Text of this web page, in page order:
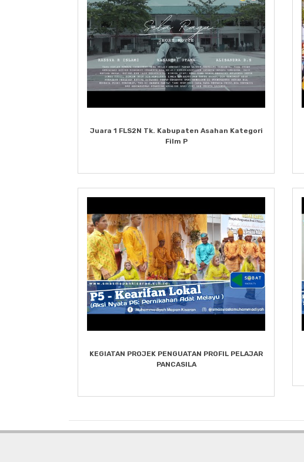
Juara 1 FLS2N Tk. Kabupaten Asahan Kategori
Film P
KEGIATAN PROJEK PENGUATAN PROFIL PELAJAR
PANCASILA